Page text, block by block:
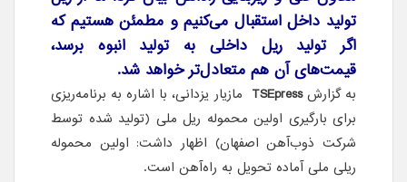
تولید داخل استقبال می‌کنیم و مطمئن هستیم که
اگر تولید ریل داخلی به تولید انبوه برسد،
قیمت‌های آن هم متعادل‌تر‌ خواهد شد.
به گزارشTSEpress مازیار یزدانی، با اشاره به برنامه‌ریزی
برای بارگیری اولین محموله ریل ملی (تولید شده توسط
شرکت ذوب‌آهن اصفهان) اظهار داشت: اولین محموله
ریلی ملی آماده تحویل به راه‌آهن است.